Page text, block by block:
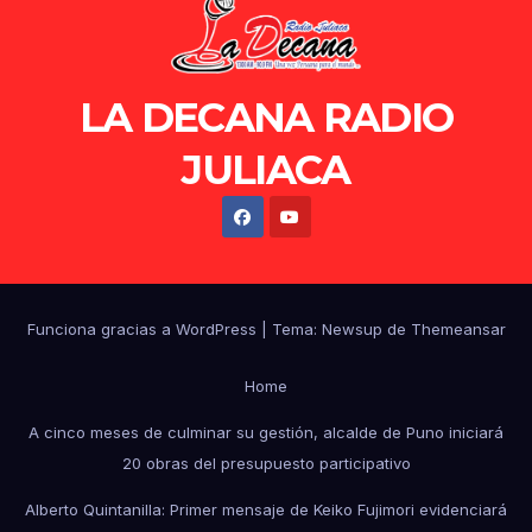
LA DECANA RADIO
JULIACA
Funciona gracias a WordPress Tema: Newsup de Themeansar
Home
A cinco meses de culminar su gestión, alcalde de Puno iniciará
20 obras del presupuesto participativo
Alberto Quintanilla: Primer mensaje de Keiko Fujimori evidenciará